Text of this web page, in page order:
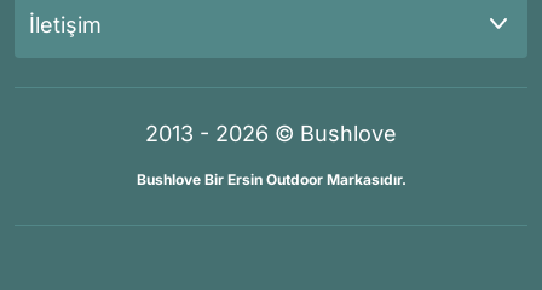
İletişim
2013 - 2026 © Bushlove
Bushlove Bir Ersin Outdoor Markasıdır.